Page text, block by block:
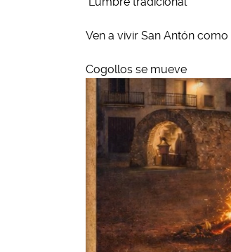
Ven a vivir San Antón
Cogollos se mueve